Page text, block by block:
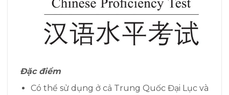
Đặc điểm
Có thể sử dụng ở cả Trung Quốc Đại Lục và